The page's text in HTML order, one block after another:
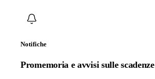
Notifiche
Promemoria e avvisi sulle scadenze